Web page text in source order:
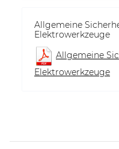
Allgemeine
Elektrowerkzeuge
Allgemeine
Elektrowerkzeuge